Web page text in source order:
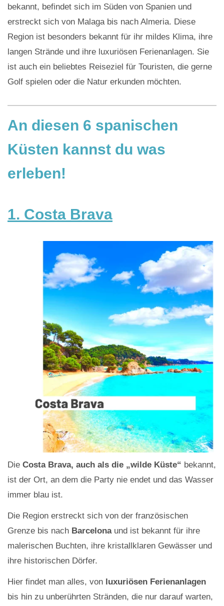
bekannt, befindet sich im Süden von Spanien und
erstreckt sich von Malaga bis nach Almeria. Diese
Region ist besonders bekannt für ihr mildes Klima, ihre
langen Strände und ihre luxuriösen Ferienanlagen. Sie
ist auch ein beliebtes Reiseziel für Touristen, die gerne
Golf spielen oder die Natur erkunden möchten.
An diesen 6 spanischen
Küsten kannst du was
erleben!
1. Costa Brava
Die Costa Brava, auch als die „wilde Küste“ bekannt,
ist der Ort, an dem die Party nie endet und das Wasser
immer blau ist.
Die Region erstreckt sich von der französischen
Grenze bis nach Barcelonaund ist bekannt für ihre
malerischen Buchten, ihre kristallklaren Gewässer und
ihre historischen Dörfer.
Hier findet man alles, von luxuriösen Ferienanlagen
bis hin zu unberührten Stränden, die nur darauf warten,